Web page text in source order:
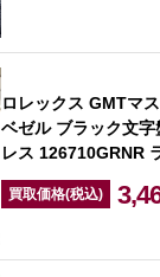
ロレックス GMTマ
ベゼル ブラック文
レス 126710GRNR
買取価格(税込)